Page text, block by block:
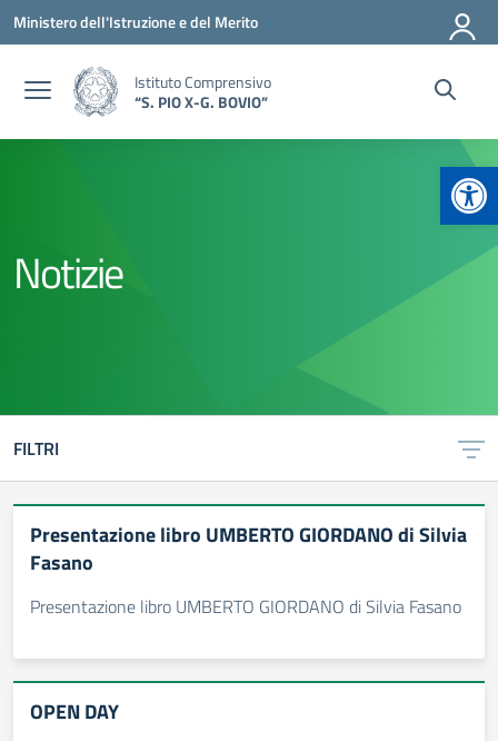
Vai ai contenuti
Vai al menu di navigazione
Vai al footer
Ministero dell'Istruzione e del Merito
Istituto Comprensivo
“S. PIO X-G. BOVIO”
Notizie
FILTRI
Presentazione libro UMBERTO GIORDANO di Silvia
Fasano
Presentazione libro UMBERTO GIORDANO di Silvia Fasano
OPEN DAY